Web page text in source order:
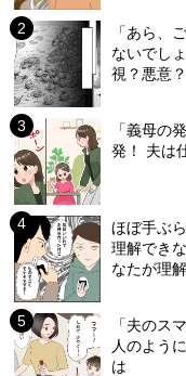
「あら、
ないでし
視？悪意
「義母の
発！ 夫は
ほぼ手ぶ
理解でき
なたが理
「夫のス
人のよう
は